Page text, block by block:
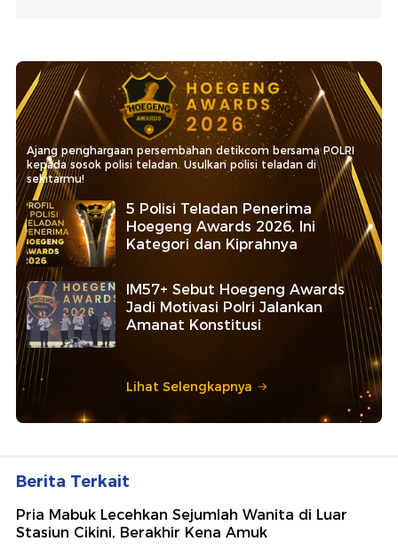
Ajang penghargaan persembahan detikcom bersama POLRI
kepada sosok polisi teladan. Usulkan polisi teladan di
sekitarmu!
5 Polisi Teladan Penerima
Hoegeng Awards 2026, Ini
Kategori dan Kiprahnya
IM57+ Sebut Hoegeng Awards
Jadi Motivasi Polri Jalankan
Amanat Konstitusi
Lihat Selengkapnya
Berita Terkait
Pria Mabuk Lecehkan Sejumlah Wanita di Luar
Stasiun Cikini, Berakhir Kena Amuk